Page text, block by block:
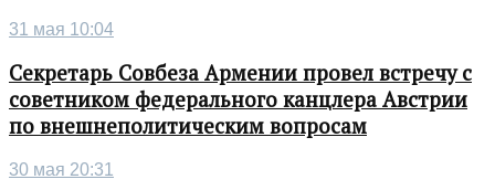
31 мая 10:04
Секретарь Совбеза Армении провел встречу с
советником федерального канцлера Австрии
по внешнеполитическим вопросам
30 мая 20:31